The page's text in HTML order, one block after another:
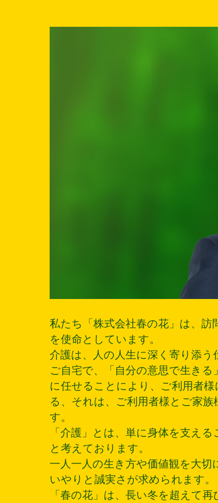
私たち「株式会社春の花」は、
を使命としています。
介護は、人の人生に深く寄り添う
ご自宅で、「自分の意思で生き
に任せることにより、ご利用者
る、それは、ご利用者様とご家
す。
「介護」とは、単に身体を支え
と考えております。
一人一人の生き方や価値観を大
いやりと誠実さが求められます。
「春の花」は、長い冬を超えて